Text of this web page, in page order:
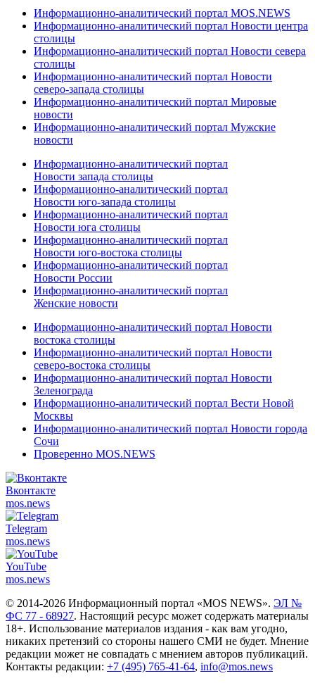
Информационно-аналитический портал MOS.NEWS
Информационно-аналитический портал Новости центра
столицы
Информационно-аналитический портал Новости севера
столицы
Информационно-аналитический портал Новости
северо-запада столицы
Информационно-аналитический портал Мировые
новости
Информационно-аналитический портал Мужские
новости
Информационно-аналитический портал
Новости запада столицы
Информационно-аналитический портал
Новости юго-запада столицы
Информационно-аналитический портал
Новости юга столицы
Информационно-аналитический портал
Новости юго-востока столицы
Информационно-аналитический портал
Новости России
Информационно-аналитический портал
Женские новости
Информационно-аналитический портал Новости
востока столицы
Информационно-аналитический портал Новости
северо-востока столицы
Информационно-аналитический портал Новости
Зеленограда
Информационно-аналитический портал Вести Новой
Москвы
Информационно-аналитический портал Новости города
Сочи
Проверенно MOS.NEWS
Вконтакте
mos.news
Telegram
mos.news
YouTube
mos.news
© 2014-2026 Информационный портал «MOS NEWS». ЭЛ №
ФС 77 - 68927. Настоящий ресурс может содержать материалы
18+. Использование материалов издания - как вам угодно,
никаких претензий со стороны нашего СМИ не будет. Мнение
редакции может не совпадать с мнением авторов публикаций.
Контакты редакции: +7 (495) 765-41-64, info@mos.news